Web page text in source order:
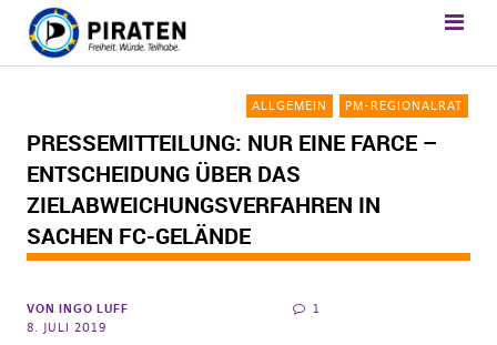
ALLGEMEIN PM-REGIONALRAT
PRESSEMITTEILUNG: NUR EINE FARCE –
ENTSCHEIDUNG ÜBER DAS
ZIELABWEICHUNGSVERFAHREN IN
SACHEN FC-GELÄNDE
VON INGO LUFF
8. JULI 2019
1